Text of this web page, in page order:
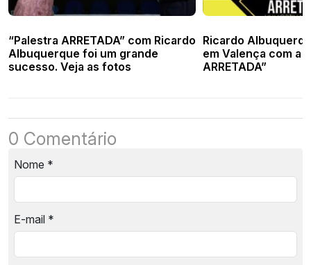
“Palestra ARRETADA” com Ricardo
Albuquerque foi um grande
sucesso. Veja as fotos
Ricardo
em Valença com a
ARRETADA”
0 Comentário
Nome *
E-mail *